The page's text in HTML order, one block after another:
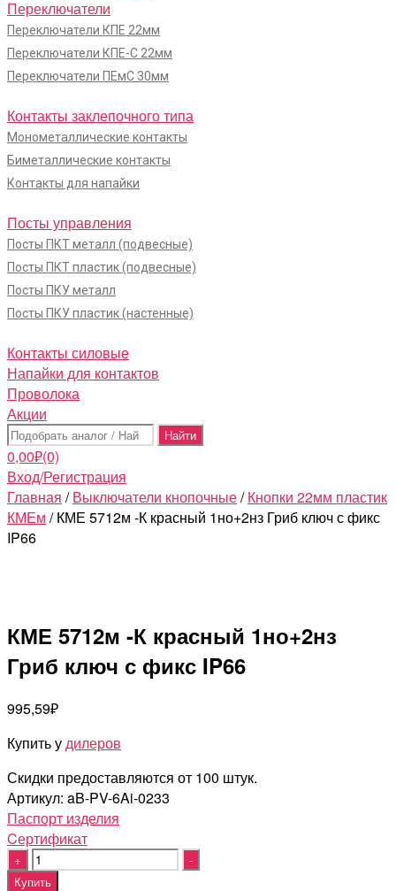
Переключатели
Переключатели КПЕ 22мм
Переключатели КПЕ-С 22мм
Переключатели ПЕмС 30мм
Контакты заклепочного типа
Монометаллические контакты
Биметаллические контакты
Контакты для напайки
Посты управления
Посты ПКТ металл (подвесные)
Посты ПКТ пластик (подвесные)
Посты ПКУ металл
Посты ПКУ пластик (настенные)
Контакты силовые
Напайки для контактов
Проволока
Акции
Поиск:
0,00₽(0)
Вход/Регистрация
Главная /Выключатели кнопочные/Кнопки 22мм пластик
КМЕм / КМЕ 5712м -К красный 1но+2нз Гриб ключ с фикс
IP66
КМЕ 5712м -К красный 1но+2нз
Гриб ключ с фикс IP66
995,59₽
Купить удилеров
Скидки предоставляются от 100 штук.
Артикул: aB-PV-6Ai-0233
Паспорт изделия
Cертификат
Quantity
Купить